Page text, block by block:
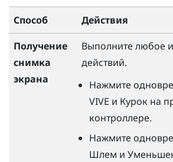
Способ Действия
Получение
снимка
экрана
Выполните любое
действий.
Нажмите
VIVE и Курок на
контроллере.
Нажмите
Шлем и